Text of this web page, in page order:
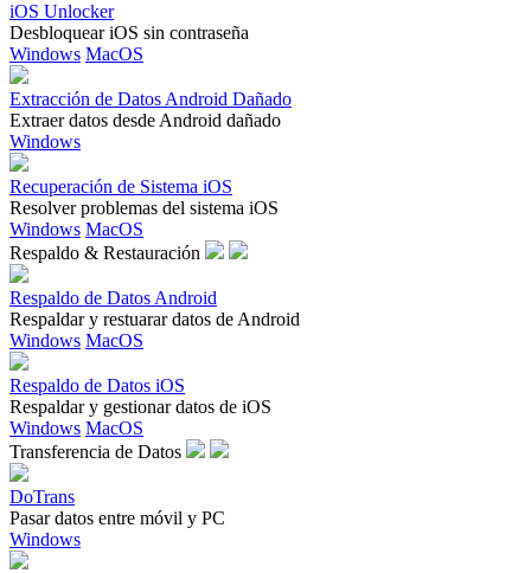
iOS Unlocker
Desbloquear iOS sin contraseña
Windows MacOS
Extracción de Datos Android Dañado
Extraer datos desde Android dañado
Windows
Recuperación de Sistema iOS
Resolver problemas del sistema iOS
Windows MacOS
Respaldo & Restauración
Respaldo de Datos Android
Respaldar y restuarar datos de Android
Windows MacOS
Respaldo de Datos iOS
Respaldar y gestionar datos de iOS
Windows MacOS
Transferencia de Datos
DoTrans
Pasar datos entre móvil y PC
Windows